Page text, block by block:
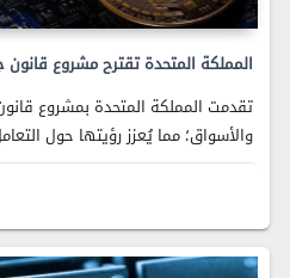
المملكة المتحدة تقترح مشروع
تقدمت المملكة المتحدة بمشروع
والأسواق؛ مما يُعزز رؤيتها حول